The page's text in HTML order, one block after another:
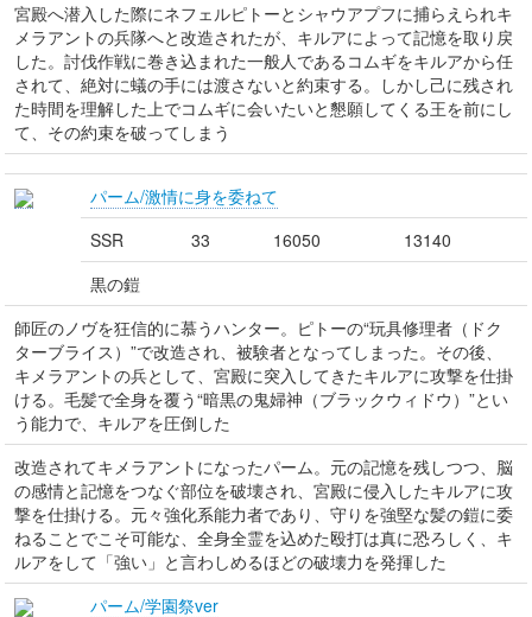
宮殿へ潜入した際にネフェルピトーとシャウアプフに捕らえられキ
メラアントの兵隊へと改造されたが、キルアによって記憶を取り戻
した。討伐作戦に巻き込まれた一般人であるコムギをキルアから任
されて、絶対に蟻の手には渡さないと約束する。しかし己に残され
た時間を理解した上でコムギに会いたいと懇願してくる王を前にし
て、その約束を破ってしまう
パーム/激情に身を委ねて
SSR
33 16050
13140
黒の鎧
師匠のノヴを狂信的に慕うハンター。ピトーの“玩具修理者（ドク
ターブライス）”で改造され、被験者となってしまった。その後、
キメラアントの兵として、宮殿に突入してきたキルアに攻撃を仕掛
ける。毛髪で全身を覆う“暗黒の鬼婦神（ブラックウィドウ）”とい
う能力で、キルアを圧倒した
改造されてキメラアントになったパーム。元の記憶を残しつつ、脳
の感情と記憶をつなぐ部位を破壊され、宮殿に侵入したキルアに攻
撃を仕掛ける。元々強化系能力者であり、守りを強堅な髪の鎧に委
ねることでこそ可能な、全身全霊を込めた殴打は真に恐ろしく、キ
ルアをして「強い」と言わしめるほどの破壊力を発揮した
パーム/学園祭ver